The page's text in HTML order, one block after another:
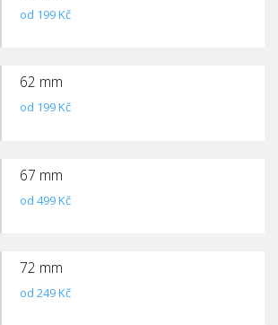
od 199 Kč
62 mm
od 199 Kč
67 mm
od 499 Kč
72 mm
od 249 Kč